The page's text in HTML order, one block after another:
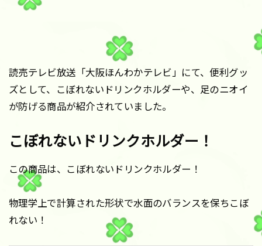
読売テレビ放送「大阪ほんわかテレビ」にて、便利グッ
ズとして、こぼれないドリンクホルダーや、足のニオイ
が防げる商品が紹介されていました。
こぼれないドリンクホルダー！
この商品は、こぼれないドリンクホルダー！
物理学上で計算された形状で水面のバランスを保ちこぼ
れない！